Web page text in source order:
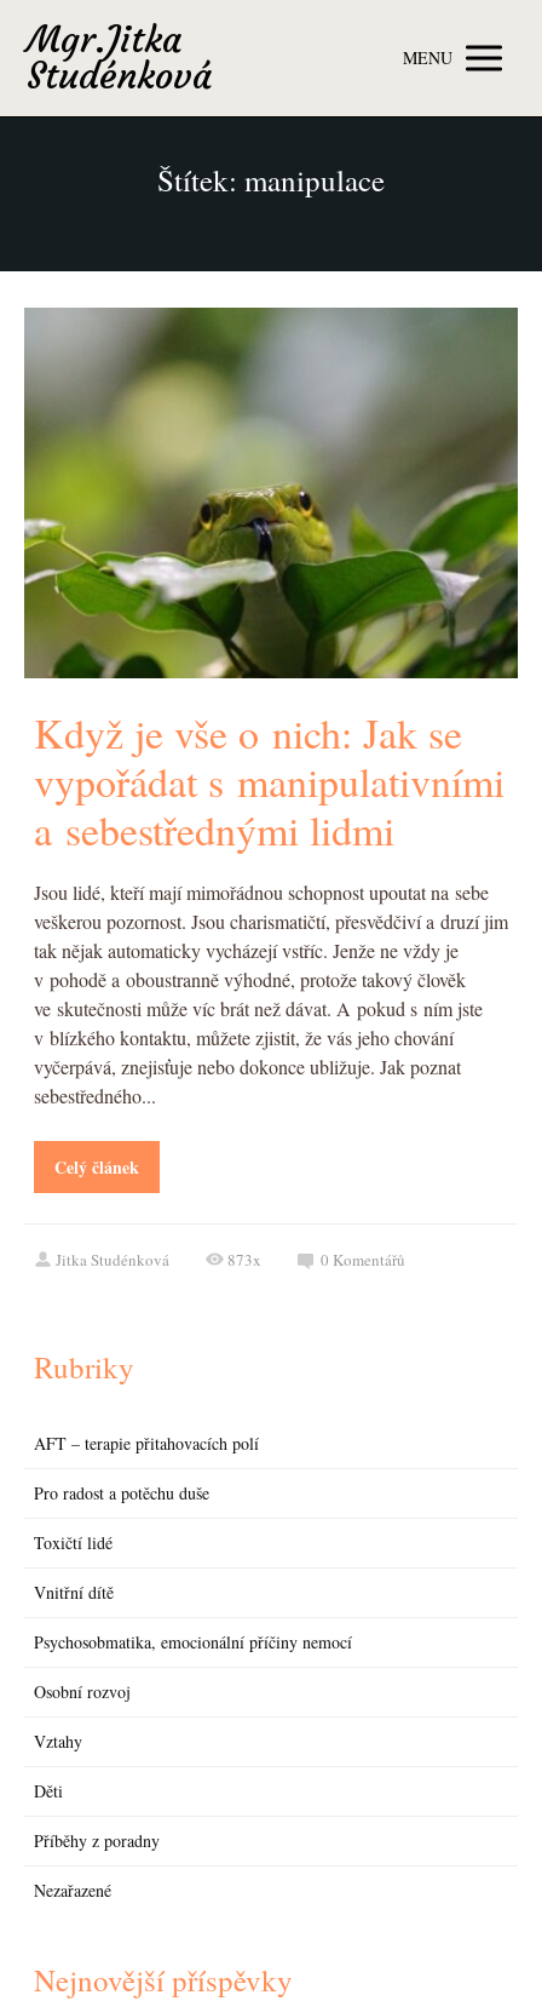
Mgr.Jitka
Studénková
MENU
Štítek: manipulace
Když je vše o nich: Jak se
vypořádat s manipulativními
a sebestřednými lidmi
Jsou lidé, kteří mají mimořádnou schopnost upoutat na sebe
veškerou pozornost. Jsou charismatičtí, přesvědčiví a druzí jim
tak nějak automaticky vycházejí vstříc. Jenže ne vždy je
v pohodě a oboustranně výhodné, protože takový člověk
ve skutečnosti může víc brát než dávat. A pokud s ním jste
v blízkého kontaktu, můžete zjistit, že vás jeho chování
vyčerpává, znejisťuje nebo dokonce ubližuje. Jak poznat
sebestředného...
Celý článek
Jitka Studénková 873x 0 Komentářů
Rubriky
AFT – terapie přitahovacích polí
Pro radost a potěchu duše
Toxičtí lidé
Vnitřní dítě
Psychosobmatika, emocionální příčiny nemocí
Osobní rozvoj
Vztahy
Děti
Příběhy z poradny
Nezařazené
Nejnovější příspěvky